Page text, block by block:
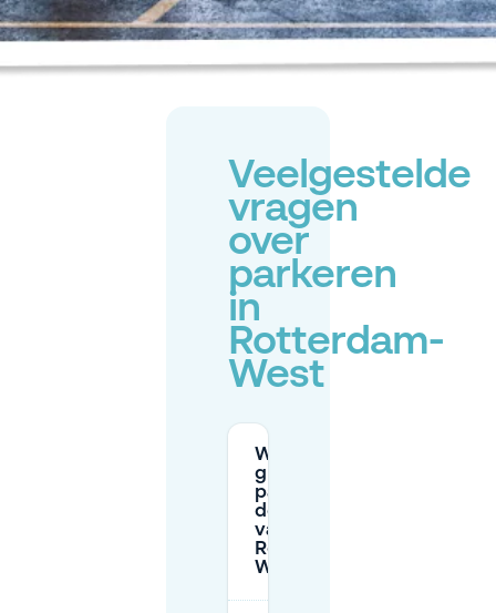
Veelgestelde
vragen
over
parkeren
in
Rotterdam-
West
Waar kan ik
gratis
parkeren in
de buurt
van
Rotterdam-
West?